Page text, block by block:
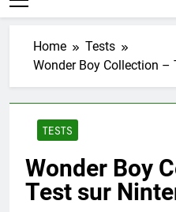
Home
Tests
Wonder Boy Collection –
TESTS
Wonder Boy
Test sur